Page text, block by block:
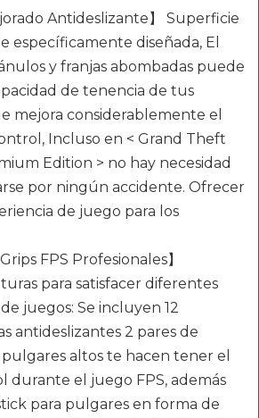
Antideslizante】 Superficie
específicamente diseñada, El
y franjas abombadas puede
de tenencia de tus
mejora considerablemente el
Incluso en < Grand Theft
Edition > no hay necesidad
por ningún accidente. Ofrecer
de juego para los
FPS Profesionales】
para satisfacer diferentes
juegos: Se incluyen 12
antideslizantes 2 pares de
altos te hacen tener el
durante el juego FPS, además
para pulgares en forma de